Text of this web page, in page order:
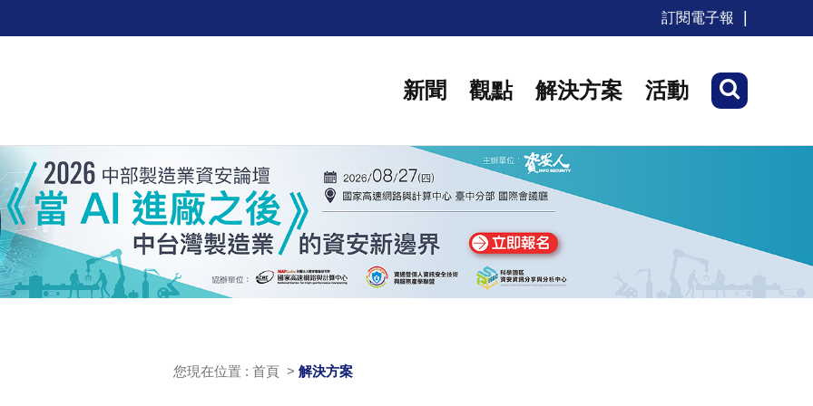
訂閱電子報
新聞 觀點 解決方案 活動
您現在位置 : 首頁 > 解決方案